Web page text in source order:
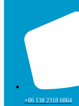
+86 138 2318 6864